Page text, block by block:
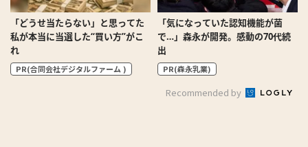
「どうせ当たらない」と思ってた
私が本当に当選した“買い方”がこ
れ
PR(合同会社デジタルファーム )
「気になっていた認知機能が菌
で…」森永が開発。感動の70代続
出
PR(森永乳業)
Recommended by